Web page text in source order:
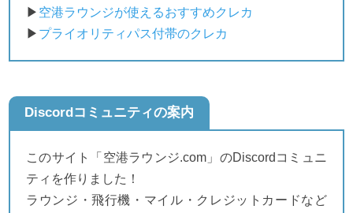
▶ 空港ラウンジが使えるおすすめクレカ
▶ プライオリティパス付帯のクレカ
Discordコミュニティの案内
このサイト「空港ラウンジ.com」のDiscordコミュニ
ティを作りました！
ラウンジ・飛行機・マイル・クレジットカードなど